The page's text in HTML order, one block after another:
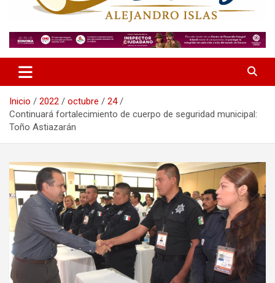
Mi Carta de Hoy
Inicio 2022 octubre
24
Continuará fortalecimiento de cuerpo de seguridad municipal:
Toño Astiazarán